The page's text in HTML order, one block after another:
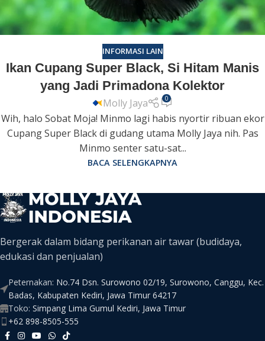
INFORMASI LAIN
Ikan Cupang Super Black, Si Hitam Manis
yang Jadi Primadona Kolektor
Molly Jaya 0
Wih, halo Sobat Moja! Minmo lagi habis nyortir ribuan ekor
Cupang Super Black di gudang utama Molly Jaya nih. Pas
Minmo senter satu-sat...
BACA SELENGKAPNYA
Bergerak dalam bidang perikanan air tawar (budidaya,
edukasi dan penjualan)
Peternakan: No.74 Dsn. Surowono 02/19, Surowono, Canggu, Kec.
Badas, Kabupaten Kediri, Jawa Timur 64217
Toko: Simpang Lima Gumul Kediri, Jawa Timur
+62 898-8505-555